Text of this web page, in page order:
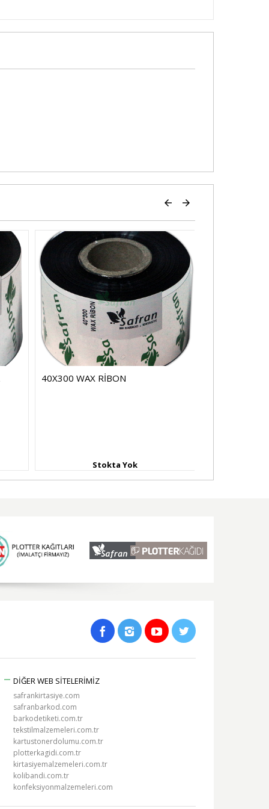
40X300 WAX RİBON
Stokta Yok
DİĞER WEB SİTELERİMİZ
safrankirtasiye.com
safranbarkod.com
barkodetiketi.com.tr
tekstilmalzemeleri.com.tr
kartustonerdolumu.com.tr
plotterkagidi.com.tr
kirtasiyemalzemeleri.com.tr
kolibandi.com.tr
konfeksiyonmalzemeleri.com